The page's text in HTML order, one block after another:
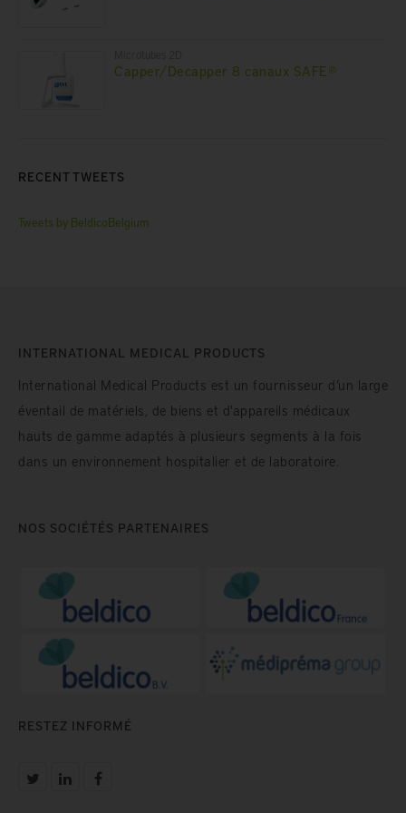
Capper/Decapper 8 canaux SAFE®
RECENT TWEETS
Tweets by BeldicoBelgium
INTERNATIONAL MEDICAL PRODUCTS
International Medical Products est un fournisseur d’un large
éventail de matériels, de biens et d'appareils médicaux
hauts de gamme adaptés à plusieurs segments à la fois
dans un environnement hospitalier et de laboratoire.
NOS SOCIÉTÉS PARTENAIRES
RESTEZ INFORMÉ